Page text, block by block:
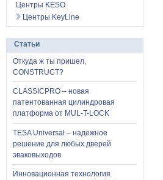
Центры KESO
Центры KeyLine
Статьи
Откуда ж ты пришел,
CONSTRUCT?
CLASSICPRO – новая
патентованная цилиндровая
платформа от MUL-T-LOCK
TESA Universal – надежное
решение для любых дверей
эваковыходов
Инновационная технология